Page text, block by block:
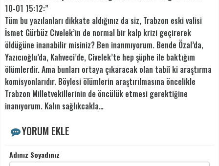
10-01 15:12:”
Tüm bu yazılanları dikkate aldığınız da siz, Trabzon eski valisi
İsmet Gürbüz Civelek’in de normal bir kalp krizi geçirerek
öldüğüne inanabilir misiniz? Ben inanmıyorum. Bende Özal’da,
Yazıcıoğlu’da, Kahveci’de, Civelek’te hep şüphe ile baktığım
ölümlerdir. Ama bunları ortaya çıkaracak olan tabiî ki araştırma
komisyonlarıdır. Böylesi ölümlerin araştırılmasına öncelikle
Trabzon Milletvekillerinin de öncülük etmesi gerektiğine
inanıyorum. Kalın sağlıkcakla…
YORUM EKLE
Adınız Soyadınız